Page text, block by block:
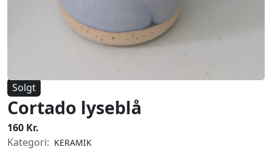
Solgt
Cortado lyseblå
160 Kr.
Kategori: KERAMIK